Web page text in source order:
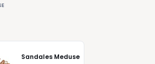
Sandales Meduse